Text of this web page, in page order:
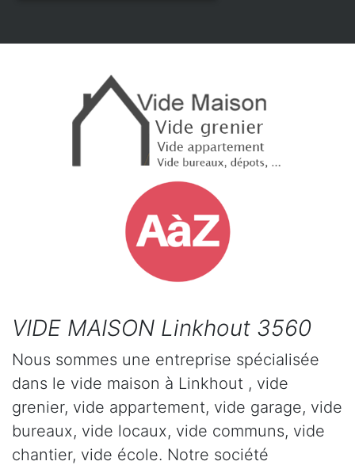
VIDE MAISON Linkhout 3560
Nous sommes une entreprise spécialisée
dans le vide maison à Linkhout , vide
grenier, vide appartement, vide garage, vide
bureaux, vide locaux, vide communs, vide
chantier, vide école. Notre société